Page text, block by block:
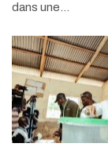
dans une…